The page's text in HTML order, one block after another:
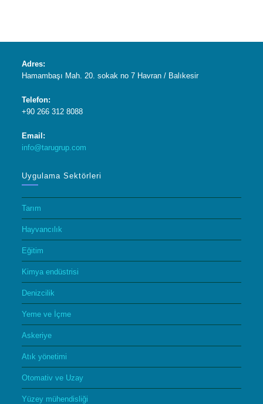
Adres:
Hamambaşı Mah. 20. sokak no 7 Havran / Balıkesir
Telefon:
+90 266 312 8088
Email:
info@tarugrup.com
Uygulama Sektörleri
Tarım
Hayvancılık
Eğitim
Kimya endüstrisi
Denizcilik
Yeme ve İçme
Askeriye
Atık yönetimi
Otomativ ve Uzay
Yüzey mühendisliği